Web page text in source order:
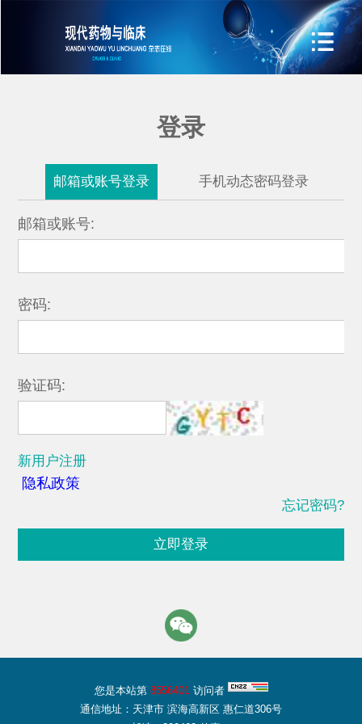
登录
邮箱或账号登录 手机动态密码登录
邮箱或账号:
密码:
验证码:
新用户注册
隐私政策
忘记密码?
立即登录
您是本站第 8556401访问者
通信地址：天津市 滨海高新区 惠仁道306号